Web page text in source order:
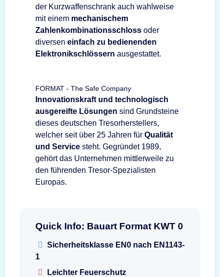
der Kurzwaffenschrank auch wahlweise
mit einem mechanischem
Zahlenkombinationsschloss oder
diversen einfach zu bedienenden
Elektronikschlössern ausgestattet.
FORMAT - The Safe Company
Innovationskraft und technologisch
ausgereifte Lösungen sind Grundsteine
dieses deutschen Tresorherstellers,
welcher seit über 25 Jahren für Qualität
und Service steht. Gegründet 1989,
gehört das Unternehmen mittlerweile zu
den führenden Tresor-Spezialisten
Europas.
Quick Info: Bauart Format KWT 0
Sicherheitsklasse EN0 nach EN1143-
1
Leichter Feuerschutz